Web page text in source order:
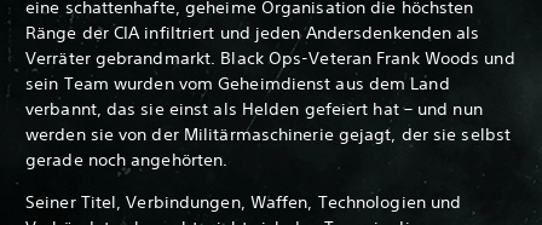
eine schattenhafte, geheime Organisation die höchsten
Ränge der CIA infiltriert und jeden Andersdenkenden als
Verräter gebrandmarkt. Black Ops-Veteran Frank Woods und
sein Team wurden vom Geheimdienst aus dem Land
verbannt, das sie einst als Helden gefeiert hat – und nun
werden sie von der Militärmaschinerie gejagt, der sie selbst
gerade noch angehörten.
Seiner Titel, Verbindungen, Waffen, Technologien und